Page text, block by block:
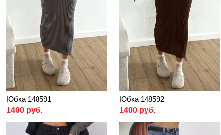
Юбка 148591
1400 руб.
Юбка 148592
1400 руб.